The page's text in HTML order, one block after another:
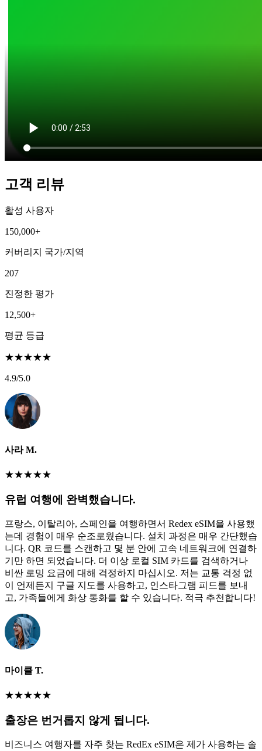
고객 리뷰
활성 사용자
150,000+
커버리지 국가/지역
207
진정한 평가
12,500+
평균 등급
★★★★★
4.9/5.0
사라 M.
★★★★★
유럽 여행에 완벽했습니다.
프랑스, 이탈리아, 스페인을 여행하면서 Redex eSIM을 사용했
는데 경험이 매우 순조로웠습니다. 설치 과정은 매우 간단했습
니다. QR 코드를 스캔하고 몇 분 안에 고속 네트워크에 연결하
기만 하면 되었습니다. 더 이상 로컬 SIM 카드를 검색하거나
비싼 로밍 요금에 대해 걱정하지 마십시오. 저는 교통 걱정 없
이 언제든지 구글 지도를 사용하고, 인스타그램 피드를 보내
고, 가족들에게 화상 통화를 할 수 있습니다. 적극 추천합니다!
마이클 T.
★★★★★
출장은 번거롭지 않게 됩니다.
비즈니스 여행자를 자주 찾는 RedEx eSIM은 제가 사용하는 솔